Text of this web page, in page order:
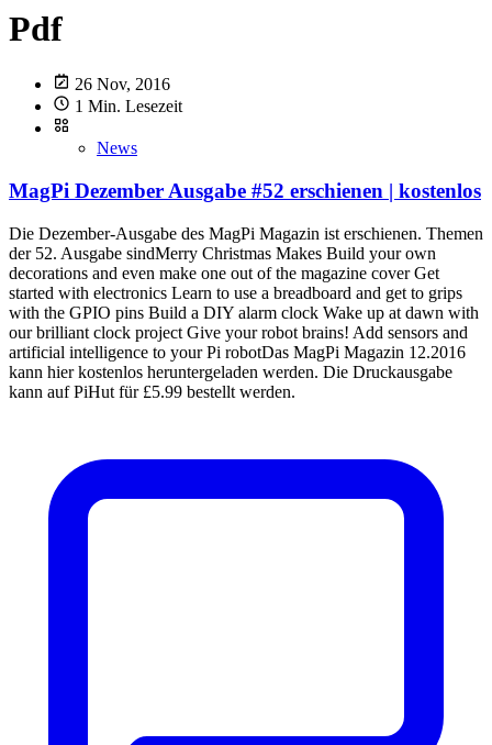
Pdf
26 Nov, 2016
1 Min. Lesezeit
News
MagPi Dezember Ausgabe #52 erschienen | kostenlos
Die Dezember-Ausgabe des MagPi Magazin ist erschienen. Themen
der 52. Ausgabe sindMerry Christmas Makes Build your own
decorations and even make one out of the magazine cover Get
started with electronics Learn to use a breadboard and get to grips
with the GPIO pins Build a DIY alarm clock Wake up at dawn with
our brilliant clock project Give your robot brains! Add sensors and
artificial intelligence to your Pi robotDas MagPi Magazin 12.2016
kann hier kostenlos heruntergeladen werden. Die Druckausgabe
kann auf PiHut für £5.99 bestellt werden.